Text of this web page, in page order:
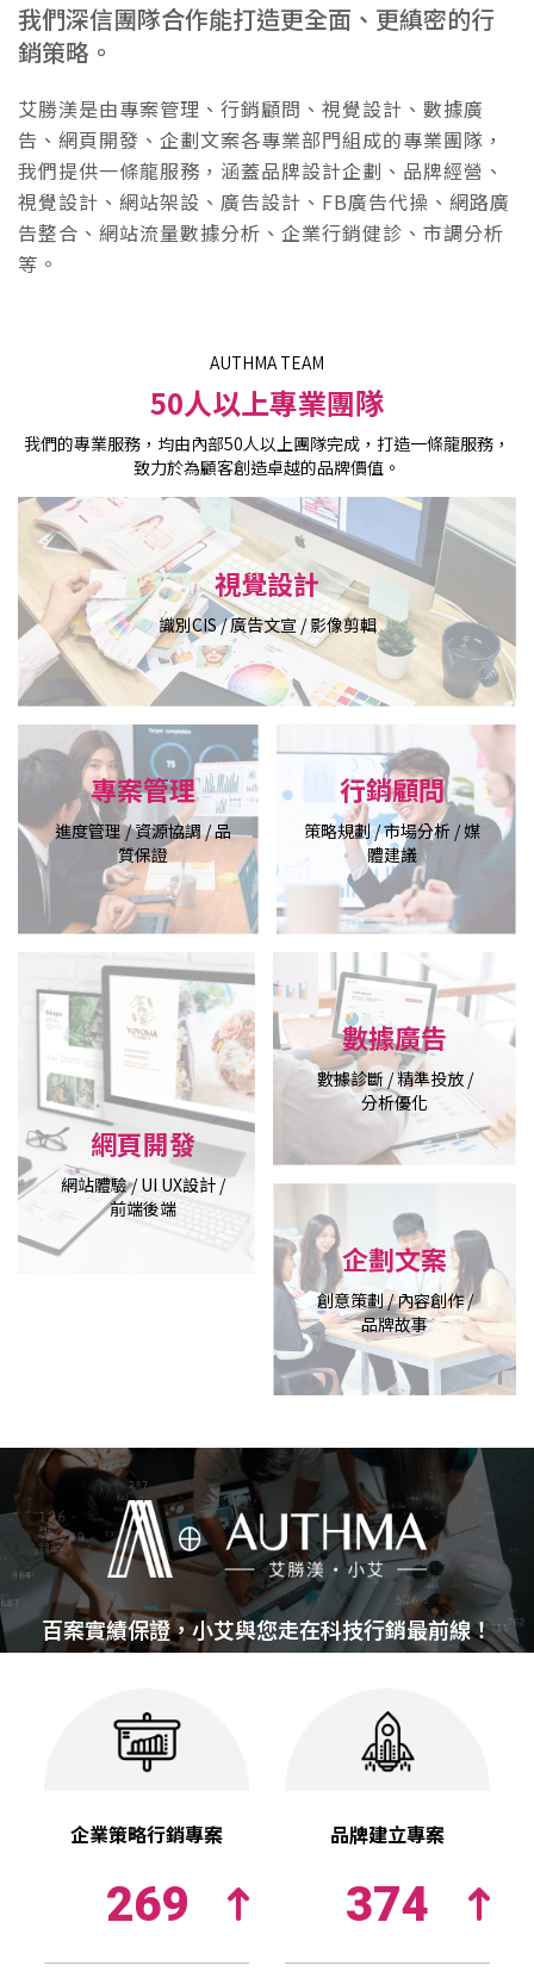
我們深信團隊合作能打造更全面、更縝密的行
銷策略。
艾勝渼是由專案管理、行銷顧問、視覺設計、數據廣
告、網頁開發、企劃文案各專業部門組成的專業團隊，
我們提供一條龍服務，涵蓋品牌設計企劃、品牌經營、
視覺設計、網站架設、廣告設計、FB廣告代操、網路廣
告整合、網站流量數據分析、企業行銷健診、市調分析
等。
AUTHMA TEAM
50人以上專業團隊
我們的專業服務，均由內部50人以上團隊完成，打造一條龍服務，
致力於為顧客創造卓越的品牌價值。
視覺設計
識別CIS / 廣告文宣 / 影像剪輯
專案管理
進度管理 / 資源協調 / 品
質保證
行銷顧問
策略規劃 / 市場分析 / 媒
體建議
網頁開發
網站體驗 / UI UX設計 /
前端後端
數據廣告
數據診斷 / 精準投放 /
分析優化
企劃文案
創意策劃 / 內容創作 /
品牌故事
百案實績保證，小艾與您走在科技行銷最前線！
企業策略行銷專案
269
品牌建立專案
374